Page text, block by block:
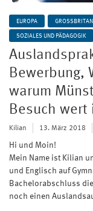
EUROPA
SOZIALES UND PÄDAGOGIK
Bewerbung,
warum
Besuch wert
Kilian 13. März 2018
Hi und Moin!
Mein Name ist Kilian
und Englisch auf
Bachelorabschluss
noch einen